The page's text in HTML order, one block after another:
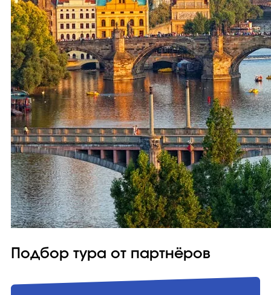
Подбор тура от партнёров